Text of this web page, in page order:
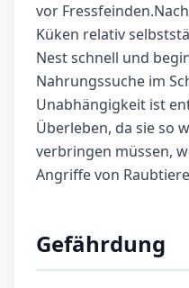
vor
Küken relativ
Nest schnell und
Nahrungssuche im
Unabhängigkeit ist
Überleben, da sie so
verbringen müssen,
Angriffe von
Gefährdung